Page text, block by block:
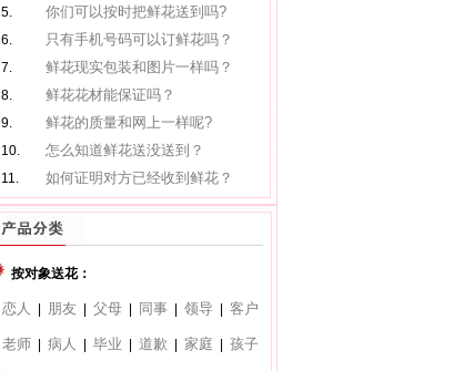
5. 你们可以按时把鲜花送到吗?
6. 只有手机号码可以订鲜花吗？
7. 鲜花现实包装和图片一样吗？
8. 鲜花花材能保证吗？
9. 鲜花的质量和网上一样呢?
10. 怎么知道鲜花送没送到？
11. 如何证明对方已经收到鲜花？
按对象送花：
恋人 朋友 父母 同事 领导 客户
老师 病人 毕业 道歉 家庭 孩子